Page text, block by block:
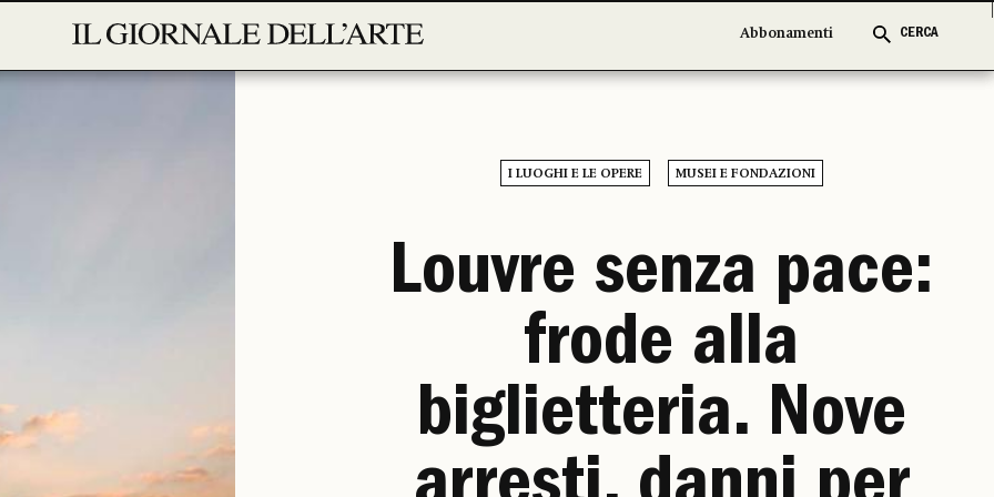
Abbonamenti CERCA
Abbonamenti CERCA
I LUOGHI E LE OPERE MUSEI E FONDAZIONI
Louvre senza pace:
frode alla
biglietteria. Nove